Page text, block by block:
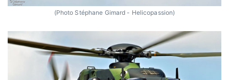
(Photo Stéphane Gimard - Helicopassion)